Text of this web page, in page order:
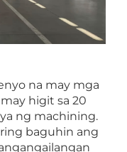
na may mga
higit sa 20
ng machining.
baguhin ang